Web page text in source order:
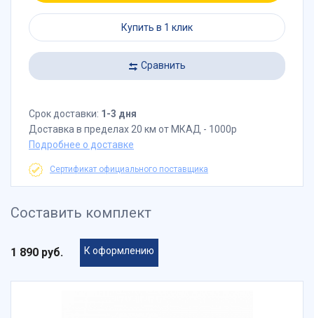
Купить в 1 клик
Сравнить
Срок доставки: 1-3 дня
Доставка в пределах 20 км от МКАД - 1000р
Подробнее о доставке
Сертификат официального поставщика
Составить комплект
1 890 руб. К оформлению